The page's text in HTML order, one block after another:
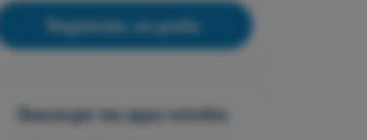
Regístrate, es gratis
Descargar las apps móviles